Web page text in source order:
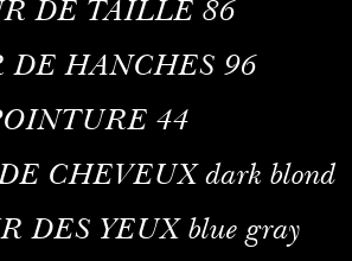
DE TAILLE 86
DE HANCHES 96
44
CHEVEUXdark blond
DES YEUXblue gray